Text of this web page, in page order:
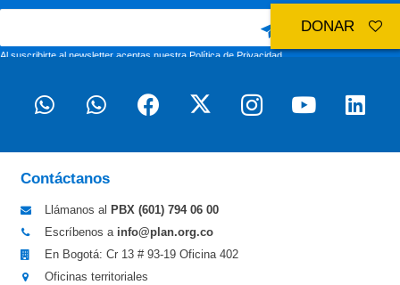
Al suscribirte al newsletter aceptas nuestraPolítica de Privacidad
Contáctanos
Llámanos al PBX (601) 794 06 00
Escríbenos a info@plan.org.co
En Bogotá: Cr 13 # 93-19 Oficina 402
Oficinas territoriales
DONAR